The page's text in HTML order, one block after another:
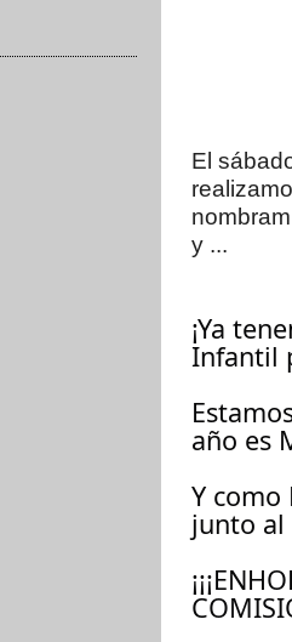
El
y ...
¡Ya
Infantil
año es
Y como
junto al